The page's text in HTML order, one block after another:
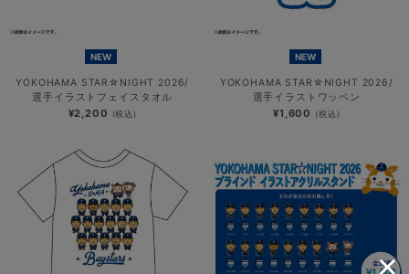
NEW
YOKOHAMA STAR☆NIGHT 2026/
選手イラストフェイスタオル
¥2,200 (税込)
NEW
YOKOHAMA STAR☆NIGHT 2026/
選手イラストワッペン
¥1,600 (税込)